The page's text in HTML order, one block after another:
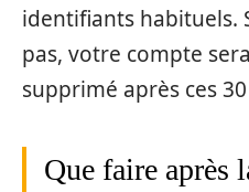
identifiants habituels.
pas, votre compte
supprimé après ces
Que faire après